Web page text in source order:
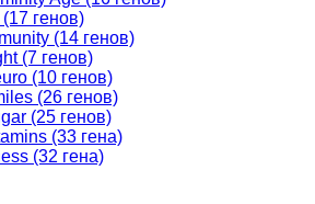
генов)
(14 генов)
(7 генов)
(10 генов)
(26 генов)
(25 генов)
(33 гена)
(32 гена)